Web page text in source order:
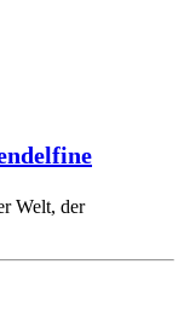
Welt, der